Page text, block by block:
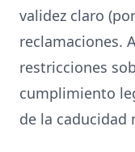
validez claro
reclamaciones.
restricciones
cumplimiento
de la caducidad